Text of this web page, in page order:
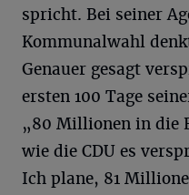
spricht. Bei seiner
Kommunalwahl
Genauer gesagt
ersten 100 Tage
„80 Millionen in die
wie die CDU es
Ich plane, 81